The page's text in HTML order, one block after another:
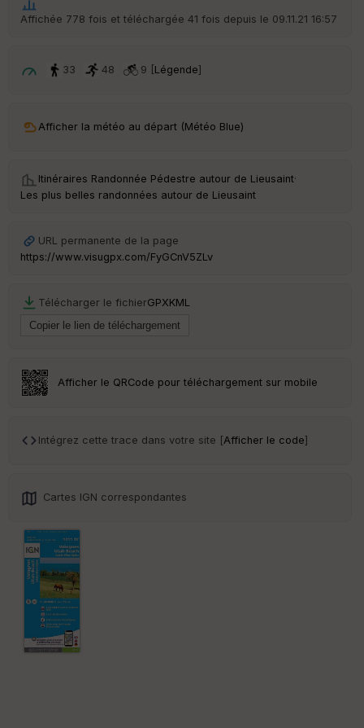
Affichée 778 fois et téléchargée 41 fois depuis le 09.11.21 16:57
33 48 9 [ Légende]
Afficher la météo au départ (Météo Blue)
Itinéraires Randonnée Pédestre autour de Lieusaint·
Les plus belles randonnées autour de Lieusaint
URL permanente de la page
https://www.visugpx.com/FyGCnV5ZLv
Télécharger le fichierGPXKML
Afficher le QRCode pour téléchargement sur mobile
Intégrez cette trace dans votre site [Afficher le code]
Cartes IGN correspondantes